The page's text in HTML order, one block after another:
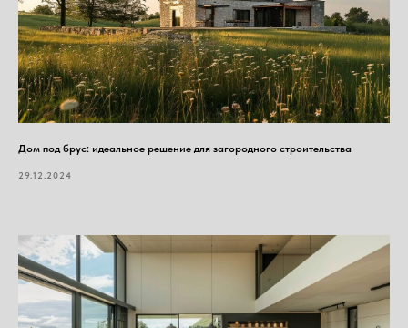
Дом под брус: идеальное решение для загородного строительства
29.12.2024